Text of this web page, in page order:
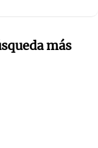
más